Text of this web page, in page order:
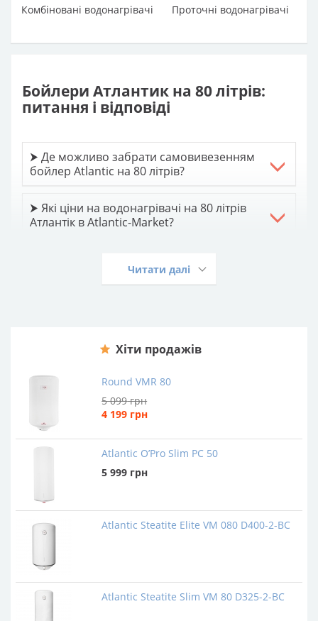
Бойлери Атлантик на 80 літрів:
питання і відповіді
⮞ Де можливо забрати самовивезенням
бойлер Atlantic на 80 літрів?
⮞ Які ціни на водонагрівачі на 80 літрів
Атлантік в Atlantic-Market?
Atlantic на 80 л по Україні?
Читати далі
Комбіновані водонагрівачі Проточні водонагрівачі
Хіти продажів
Round VMR 80
5 099грн
4 199 грн
Atlantic O’Pro Slim PC 50
5 999 грн
Atlantic Steatite Elite VM 080 D400-2-BC
Atlantic Steatite Slim VM 80 D325-2-BC